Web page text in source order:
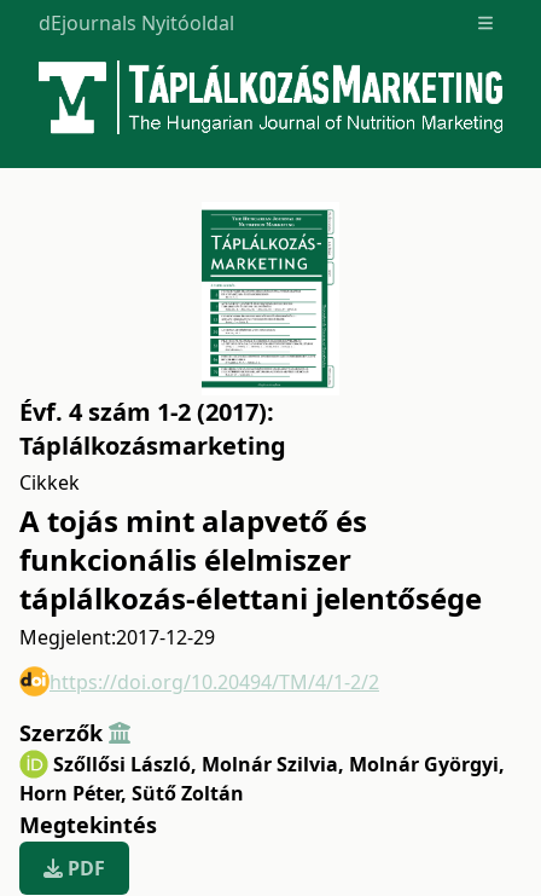
dEjournals Nyitóoldal Open
Évf. 4 szám 1-2 (2017):
Táplálkozásmarketing
Cikkek
A tojás mint alapvető és
funkcionális élelmiszer
táplálkozás-élettani jelentősége
Megjelent:2017-12-29
https://doi.org/10.20494/TM/4/1-2/2
Szerzők
Szőllősi László, Molnár Szilvia, Molnár Györgyi,
Horn Péter, Sütő Zoltán
Megtekintés
PDF